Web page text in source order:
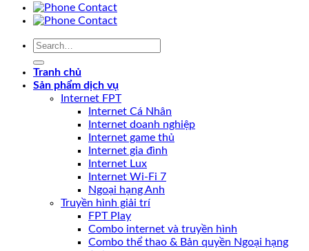
Tranh chủ
Sản phẩm dịch vụ
Internet FPT
Internet Cá Nhân
Internet doanh nghiệp
Internet game thủ
Internet gia đình
Internet Lux
Internet Wi-Fi 7
Ngoại hạng Anh
Truyền hình giải trí
FPT Play
Combo internet và truyền hình
Combo thể thao & Bản quyền Ngoại hạng